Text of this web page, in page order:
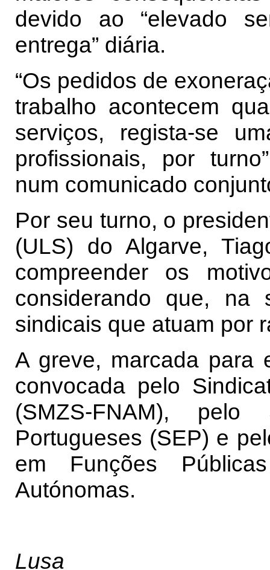
devido ao “elevado
entrega” diária.
“Os pedidos de
trabalho acontecem
serviços, regista-se
profissionais, por
num comunicado
Por seu turno, o
(ULS) do Algarve,
compreender os
considerando que, na
sindicais que atuam por
A greve, marcada para
convocada pelo
(SMZS-FNAM), pelo
Portugueses (SEP) e
em Funções
Autónomas.
Lusa